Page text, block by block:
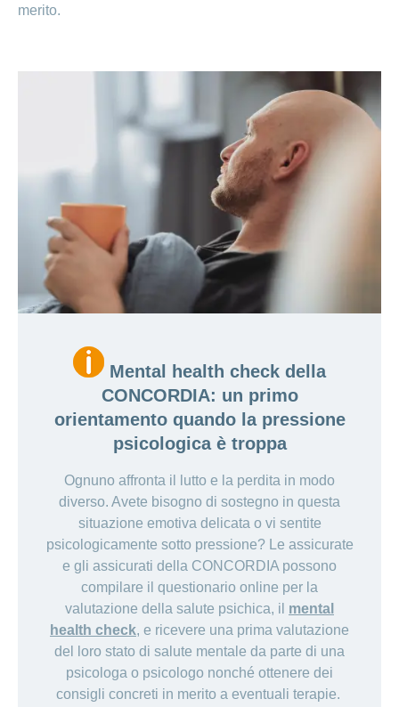
merito.
Mental health check della
CONCORDIA: un primo
orientamento quando la pressione
psicologica è troppa
Ognuno affronta il lutto e la perdita in modo
diverso. Avete bisogno di sostegno in questa
situazione emotiva delicata o vi sentite
psicologicamente sotto pressione? Le assicurate
e gli assicurati della CONCORDIA possono
compilare il questionario online per la
valutazione della salute psichica, il mental
health check, e ricevere una prima valutazione
del loro stato di salute mentale da parte di una
psicologa o psicologo nonché ottenere dei
consigli concreti in merito a eventuali terapie.